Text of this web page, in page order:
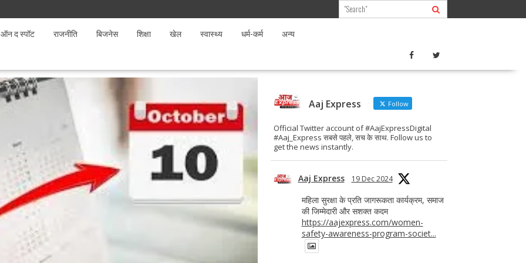
ऑन द स्पॉट राजनीति बिजनेस शिक्षा खेल स्वास्थ्य धर्म-कर्म अन्य
Aaj Express Follow
Official Twitter account of #AajExpressDigital
#Aaj_Express सबसे पहले, सच के साथ. Follow us to
get the news instantly.
Aaj Express 19 Dec 2024
महिला सुरक्षा के प्रति जागरूकता कार्यक्रम, समाज
की जिम्मेदारी और सशक्त कदम
https://aajexpress.com/women-
safety-awareness-program-societ...